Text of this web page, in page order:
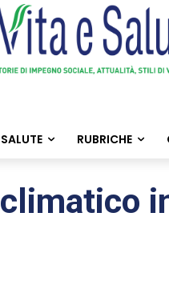
SALUTE RUBRICHE